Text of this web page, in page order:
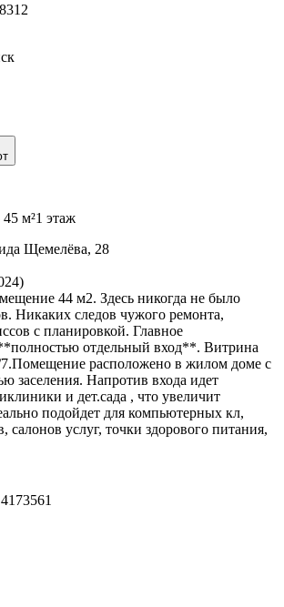
45 м²1 этаж
Щемелёва, 28
44 м2. Здесь никогда не было
Никаких следов чужого ремонта,
с планировкой. Главное
отдельный вход**. Витрина
7.Помещение расположено в жилом доме с
заселения. Напротив входа идет
и дет.сада , что увеличит
подойдет для компьютерных кл,
салонов услуг, точки здорового питания,
4173561